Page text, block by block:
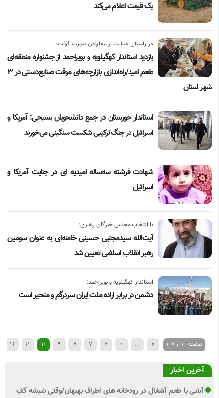
یک قیمت اعلام می‌کند
در راستای حمایت از معلولان صورت گرفت؛
بازدید استاندار کهگیلویه و بویراحمد از جشنواره منطقه‌ای
طعم امید/راه‌اندازی بازارچه‌های موقت صنایع‌دستی در ۳
شهر استان
استاندار خوزستان در جمع دانشجویان بسیجی: آمریکا و
اسرائیل در جنگ ترکیبی شکست سنگینی می‌خورند
شهادت فرشته سه‌ساله امیدیه ای در جنایت آمریکا و
اسرائیل
با انتخاب مجلس خبرگان رهبری:
آیت‌الله سیدمجتبی حسینی خامنه‌ای به عنوان سومین
رهبر انقلاب اسلامی تعیین شد
استاندار کهگیلویه و بویراحمد:
دشمن در برابر اراده ملت ایران سردرگم و متحیر است
صفحه 10 از 107 «
...
‹
6
7
8
9
10
11
12
آخرین اخبار
آبتنی با طعم آشغال در رودخانه های اطراف بهبهان/وقتی شیشه کفِ